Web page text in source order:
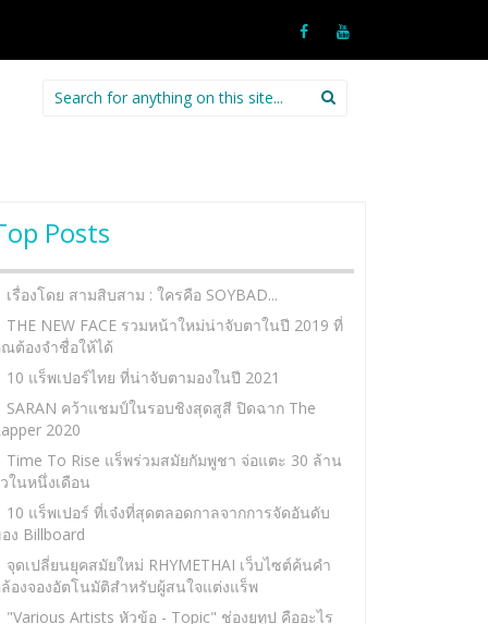
Search
for:
Posts
เรื่องโดย สามสิบสาม : ใครคือ SOYBAD...
THE NEW FACE รวมหน้าใหม่น่าจับตาในปี 2019 ที่
ต้องจำชื่อให้ได้
10 แร็พเปอร์ไทย ที่น่าจับตามองในปี 2021
SARAN คว้าแชมป์ในรอบชิงสุดสูสี ปิดฉาก The
2020
Time To Rise แร็พร่วมสมัยกัมพูชา จ่อแตะ 30 ล้าน
ในหนึ่งเดือน
10 แร็พเปอร์ ที่เจ๋งที่สุดตลอดกาลจากการจัดอันดับ
ง Billboard
จุดเปลี่ยนยุคสมัยใหม่ RHYMETHAI เว็บไซต์ค้นคำ
องจองอัตโนมัติสำหรับผู้สนใจแต่งแร็พ
"Various Artists หัวข้อ - Topic" ช่องยูทูป คืออะไร